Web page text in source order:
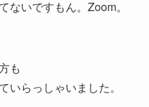
ないですもん。Zoom。
も
いらっしゃいました。